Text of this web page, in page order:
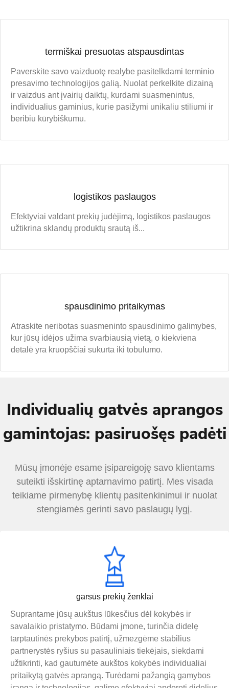
termiškai presuotas atspausdintas
Paverskite savo vaizduotę realybe pasitelkdami terminio
presavimo technologijos galią. Nuolat perkelkite dizainą
ir vaizdus ant įvairių daiktų, kurdami suasmenintus,
individualius gaminius, kurie pasižymi unikaliu stiliumi ir
beribiu kūrybiškumu.
logistikos paslaugos
Efektyviai valdant prekių judėjimą, logistikos paslaugos
užtikrina sklandų produktų srautą iš...
spausdinimo pritaikymas
Atraskite neribotas suasmeninto spausdinimo galimybes,
kur jūsų idėjos užima svarbiausią vietą, o kiekviena
detalė yra kruopščiai sukurta iki tobulumo.
Individualių gatvės aprangos
gamintojas: pasiruošęs padėti
Mūsų įmonėje esame įsipareigoję savo klientams
suteikti išskirtinę aptarnavimo patirtį. Mes visada
teikiame pirmenybę klientų pasitenkinimui ir nuolat
stengiamės gerinti savo paslaugų lygį.
garsūs prekių ženklai
Suprantame jūsų aukštus lūkesčius dėl kokybės ir
savalaikio pristatymo. Būdami įmone, turinčia didelę
tarptautinės prekybos patirtį, užmezgėme stabilius
partnerystės ryšius su pasauliniais tiekėjais, siekdami
užtikrinti, kad gautumėte aukštos kokybės individualiai
pritaikytą gatvės aprangą. Turėdami pažangią gamybos